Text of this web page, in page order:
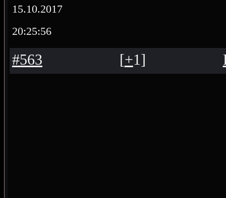
15.10.2017
20:25:56
#563 [+1]